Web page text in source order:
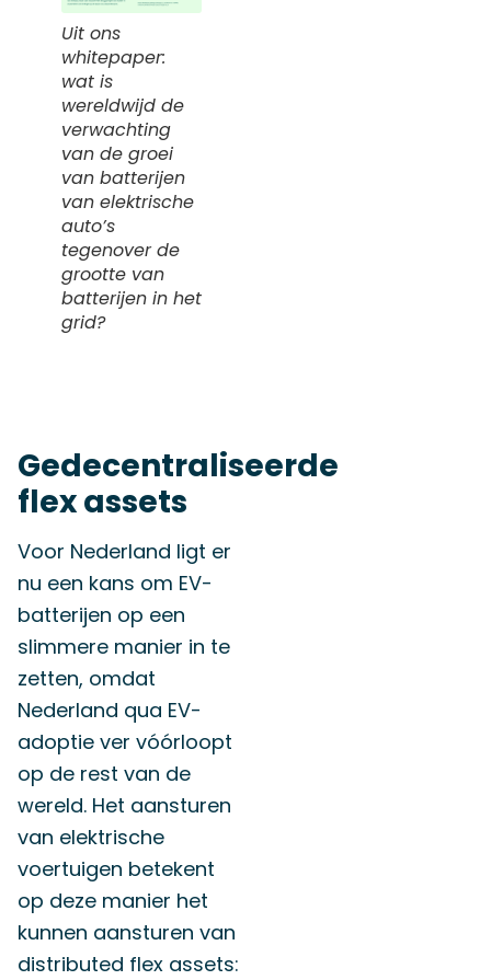
Uit ons
whitepaper:
wat is
wereldwijd de
verwachting
van de groei
van batterijen
van elektrische
auto’s
tegenover de
grootte van
batterijen in het
grid?
Gedecentraliseerde
flex assets
Voor Nederland ligt er
nu een kans om EV-
batterijen op een
slimmere manier in te
zetten, omdat
Nederland qua EV-
adoptie ver vóórloopt
op de rest van de
wereld. Het aansturen
van elektrische
voertuigen betekent
op deze manier het
kunnen aansturen van
distributed flex assets: